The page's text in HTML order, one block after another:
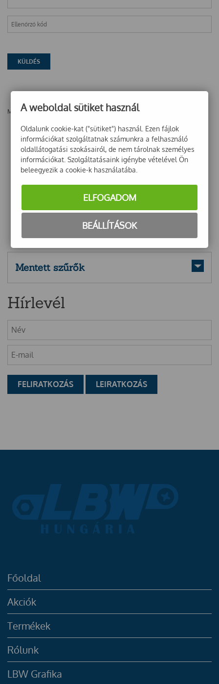
Még nincsenek vélemények ehhez a termékhez!
Mentett szűrők
Hírlevél
Főoldal
Akciók
Termékek
Rólunk
LBW Grafika
A weboldal sütiket használ
Oldalunk cookie-kat ("sütiket") használ. Ezen fájlok
információkat szolgáltatnak számunkra a felhasználó
oldallátogatási szokásairól, de nem tárolnak személyes
információkat. Szolgáltatásaink igénybe vételével Ön
beleegyezik a cookie-k használatába.
ELFOGADOM
BEÁLLÍTÁSOK